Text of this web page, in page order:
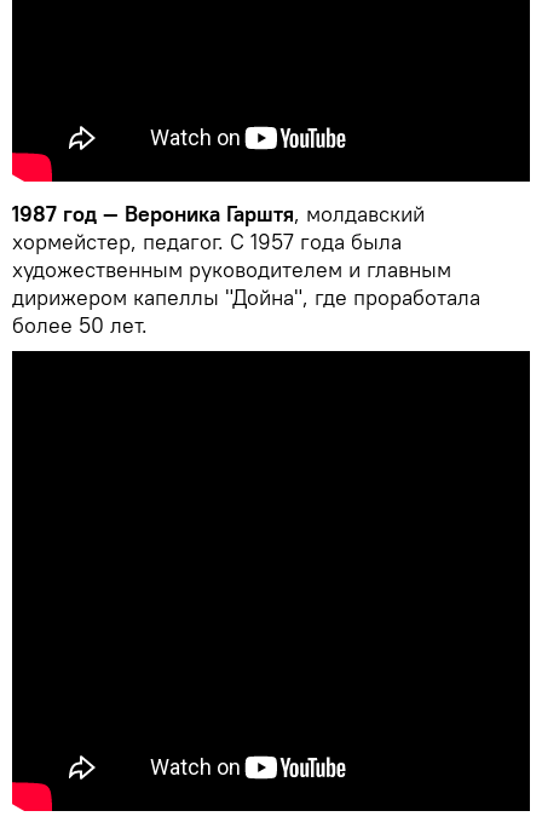
1987 год — Вероника Гарштя, молдавский
хормейстер, педагог. С 1957 года была
художественным руководителем и главным
дирижером капеллы "Дойна", где проработала
более 50 лет.